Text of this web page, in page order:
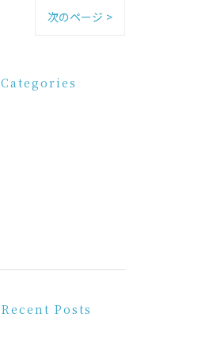
次のページ >
Categories
Recent Posts